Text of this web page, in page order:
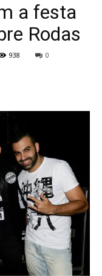
a festa
Rodas
938 0